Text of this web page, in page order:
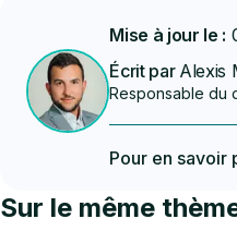
Mise à jour le :
Écrit par Alexis
Responsable du
Pour en savoir
Sur le même